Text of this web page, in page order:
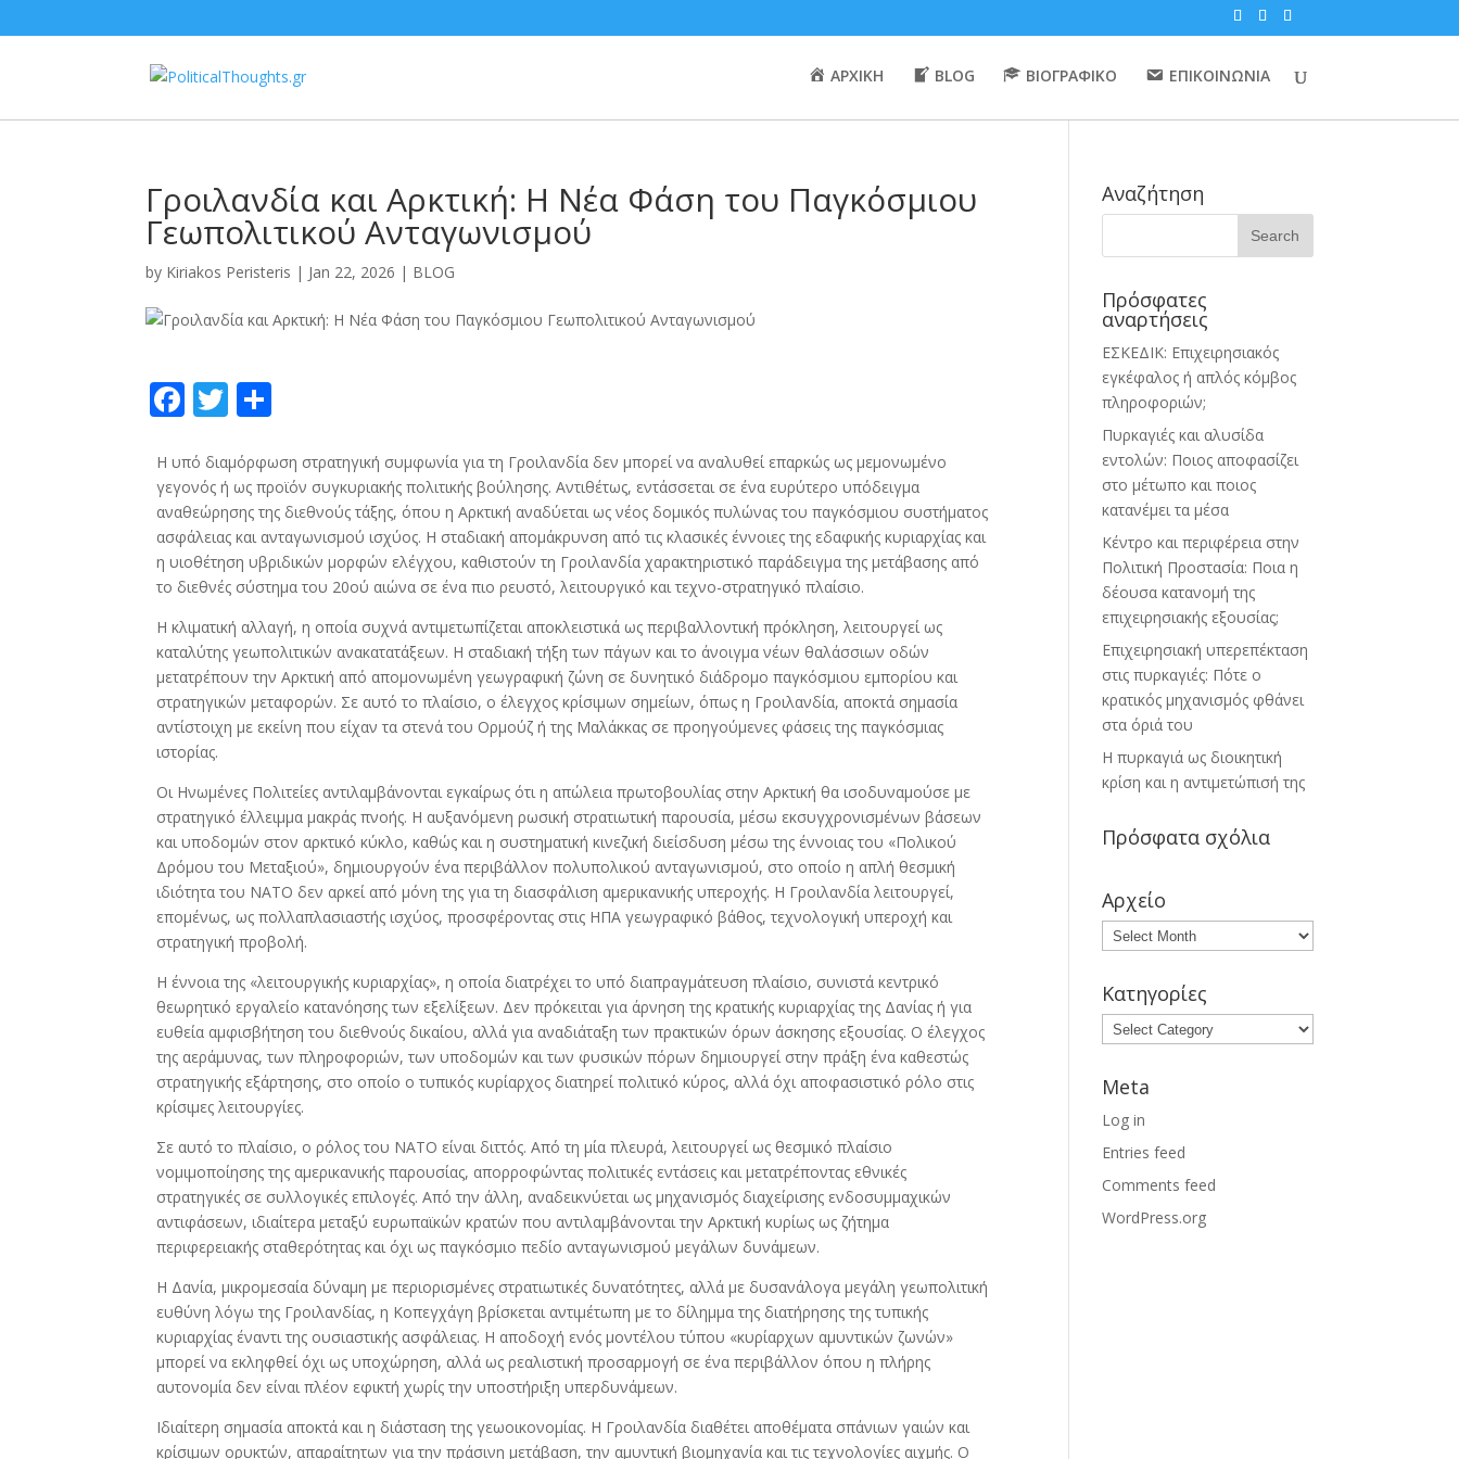
ΑΡΧΙΚΗ BLOG ΒΙΟΓΡΑΦΙΚΟ ΕΠΙΚΟΙΝΩΝΙΑ
Γροιλανδία και Αρκτική: Η Νέα Φάση του Παγκόσμιου
Γεωπολιτικού Ανταγωνισμού
by Kiriakos Peristeris | Jan 22, 2026 | BLOG
F
e
b
o
o
k
T
itt
er
ar
e
Η υπό διαμόρφωση στρατηγική συμφωνία για τη Γροιλανδία δεν μπορεί να αναλυθεί επαρκώς ως μεμονωμένο
γεγονός ή ως προϊόν συγκυριακής πολιτικής βούλησης. Αντιθέτως, εντάσσεται σε ένα ευρύτερο υπόδειγμα
αναθεώρησης της διεθνούς τάξης, όπου η Αρκτική αναδύεται ως νέος δομικός πυλώνας του παγκόσμιου συστήματος
ασφάλειας και ανταγωνισμού ισχύος. Η σταδιακή απομάκρυνση από τις κλασικές έννοιες της εδαφικής κυριαρχίας και
η υιοθέτηση υβριδικών μορφών ελέγχου, καθιστούν τη Γροιλανδία χαρακτηριστικό παράδειγμα της μετάβασης από
το διεθνές σύστημα του 20ού αιώνα σε ένα πιο ρευστό, λειτουργικό και τεχνο-στρατηγικό πλαίσιο.
Η κλιματική αλλαγή, η οποία συχνά αντιμετωπίζεται αποκλειστικά ως περιβαλλοντική πρόκληση, λειτουργεί ως
καταλύτης γεωπολιτικών ανακατατάξεων. Η σταδιακή τήξη των πάγων και το άνοιγμα νέων θαλάσσιων οδών
μετατρέπουν την Αρκτική από απομονωμένη γεωγραφική ζώνη σε δυνητικό διάδρομο παγκόσμιου εμπορίου και
στρατηγικών μεταφορών. Σε αυτό το πλαίσιο, ο έλεγχος κρίσιμων σημείων, όπως η Γροιλανδία, αποκτά σημασία
αντίστοιχη με εκείνη που είχαν τα στενά του Ορμούζ ή της Μαλάκκας σε προηγούμενες φάσεις της παγκόσμιας
ιστορίας.
Οι Ηνωμένες Πολιτείες αντιλαμβάνονται εγκαίρως ότι η απώλεια πρωτοβουλίας στην Αρκτική θα ισοδυναμούσε με
στρατηγικό έλλειμμα μακράς πνοής. Η αυξανόμενη ρωσική στρατιωτική παρουσία, μέσω εκσυγχρονισμένων βάσεων
και υποδομών στον αρκτικό κύκλο, καθώς και η συστηματική κινεζική διείσδυση μέσω της έννοιας του «Πολικού
Δρόμου του Μεταξιού», δημιουργούν ένα περιβάλλον πολυπολικού ανταγωνισμού, στο οποίο η απλή θεσμική
ιδιότητα του ΝΑΤΟ δεν αρκεί από μόνη της για τη διασφάλιση αμερικανικής υπεροχής. Η Γροιλανδία λειτουργεί,
επομένως, ως πολλαπλασιαστής ισχύος, προσφέροντας στις ΗΠΑ γεωγραφικό βάθος, τεχνολογική υπεροχή και
στρατηγική προβολή.
Η έννοια της «λειτουργικής κυριαρχίας», η οποία διατρέχει το υπό διαπραγμάτευση πλαίσιο, συνιστά κεντρικό
θεωρητικό εργαλείο κατανόησης των εξελίξεων. Δεν πρόκειται για άρνηση της κρατικής κυριαρχίας της Δανίας ή για
ευθεία αμφισβήτηση του διεθνούς δικαίου, αλλά για αναδιάταξη των πρακτικών όρων άσκησης εξουσίας. Ο έλεγχος
της αεράμυνας, των πληροφοριών, των υποδομών και των φυσικών πόρων δημιουργεί στην πράξη ένα καθεστώς
στρατηγικής εξάρτησης, στο οποίο ο τυπικός κυρίαρχος διατηρεί πολιτικό κύρος, αλλά όχι αποφασιστικό ρόλο στις
κρίσιμες λειτουργίες.
Σε αυτό το πλαίσιο, ο ρόλος του ΝΑΤΟ είναι διττός. Από τη μία πλευρά, λειτουργεί ως θεσμικό πλαίσιο
νομιμοποίησης της αμερικανικής παρουσίας, απορροφώντας πολιτικές εντάσεις και μετατρέποντας εθνικές
στρατηγικές σε συλλογικές επιλογές. Από την άλλη, αναδεικνύεται ως μηχανισμός διαχείρισης ενδοσυμμαχικών
αντιφάσεων, ιδιαίτερα μεταξύ ευρωπαϊκών κρατών που αντιλαμβάνονται την Αρκτική κυρίως ως ζήτημα
περιφερειακής σταθερότητας και όχι ως παγκόσμιο πεδίο ανταγωνισμού μεγάλων δυνάμεων.
Η Δανία, μικρομεσαία δύναμη με περιορισμένες στρατιωτικές δυνατότητες, αλλά με δυσανάλογα μεγάλη γεωπολιτική
ευθύνη λόγω της Γροιλανδίας, η Κοπεγχάγη βρίσκεται αντιμέτωπη με το δίλημμα της διατήρησης της τυπικής
κυριαρχίας έναντι της ουσιαστικής ασφάλειας. Η αποδοχή ενός μοντέλου τύπου «κυρίαρχων αμυντικών ζωνών»
μπορεί να εκληφθεί όχι ως υποχώρηση, αλλά ως ρεαλιστική προσαρμογή σε ένα περιβάλλον όπου η πλήρης
αυτονομία δεν είναι πλέον εφικτή χωρίς την υποστήριξη υπερδυνάμεων.
Ιδιαίτερη σημασία αποκτά και η διάσταση της γεωοικονομίας. Η Γροιλανδία διαθέτει αποθέματα σπάνιων γαιών και
κρίσιμων ορυκτών, απαραίτητων για την πράσινη μετάβαση, την αμυντική βιομηχανία και τις τεχνολογίες αιχμής. Ο
Αναζήτηση
Πρόσφατες
αναρτήσεις
ΕΣΚΕΔΙΚ: Επιχειρησιακός
εγκέφαλος ή απλός κόμβος
πληροφοριών;
Πυρκαγιές και αλυσίδα
εντολών: Ποιος αποφασίζει
στο μέτωπο και ποιος
κατανέμει τα μέσα
Κέντρο και περιφέρεια στην
Πολιτική Προστασία: Ποια η
δέουσα κατανομή της
επιχειρησιακής εξουσίας;
Επιχειρησιακή υπερεπέκταση
στις πυρκαγιές: Πότε ο
κρατικός μηχανισμός φθάνει
στα όριά του
Η πυρκαγιά ως διοικητική
κρίση και η αντιμετώπισή της
Πρόσφατα σχόλια
Αρχείο
Κατηγορίες
Meta
Log in
Entries feed
Comments feed
WordPress.org